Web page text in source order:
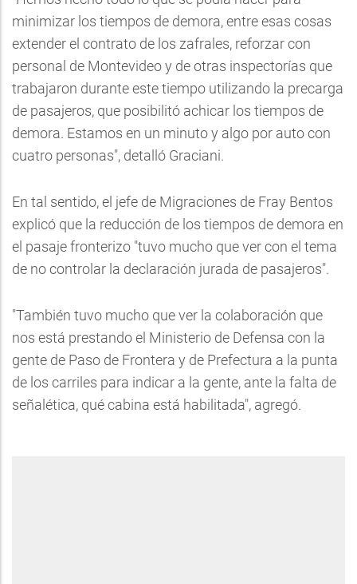
minimizar los tiempos de demora, entre esas cosas
extender el contrato de los zafrales, reforzar con
personal de Montevideo y de otras inspectorías que
trabajaron durante este tiempo utilizando la precarga
de pasajeros, que posibilitó achicar los tiempos de
demora. Estamos en un minuto y algo por auto con
cuatro personas", detalló Graciani.
En tal sentido, el jefe de Migraciones de Fray Bentos
explicó que la reducción de los tiempos de demora en
el pasaje fronterizo "tuvo mucho que ver con el tema
de no controlar la declaración jurada de pasajeros".
"También tuvo mucho que ver la colaboración que
nos está prestando el Ministerio de Defensa con la
gente de Paso de Frontera y de Prefectura a la punta
de los carriles para indicar a la gente, ante la falta de
señalética, qué cabina está habilitada", agregó.